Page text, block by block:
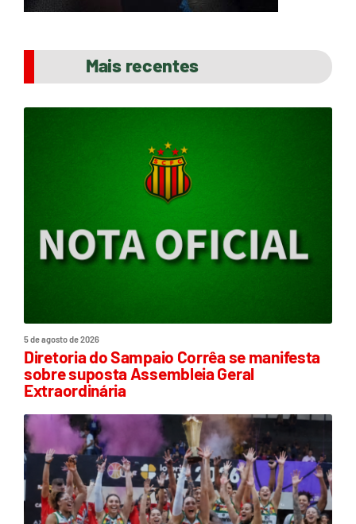
Mais recentes
5 de agosto de 2026
Diretoria do Sampaio Corrêa se manifesta
sobre suposta Assembleia Geral
Extraordinária